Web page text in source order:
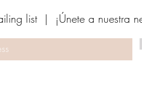
list | ¡Únete a nuestra